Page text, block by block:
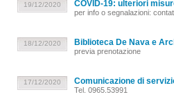
19/12/2020 COVID-19: ulteriori
per info o segnalazioni:
18/12/2020 Biblioteca De Nava e
previa prenotazione
17/12/2020 Comunicazione di
Tel. 0965.53991